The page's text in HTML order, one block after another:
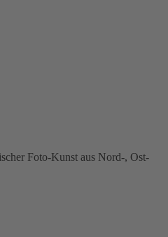
Foto-Kunst aus Nord-, Ost-